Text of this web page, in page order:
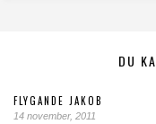
DU
FLYGANDE JAKOB
14 november, 2011